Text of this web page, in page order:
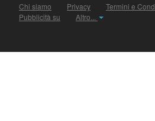
Chi siamo
Privacy Termini e
Pubblicità su
Altro...